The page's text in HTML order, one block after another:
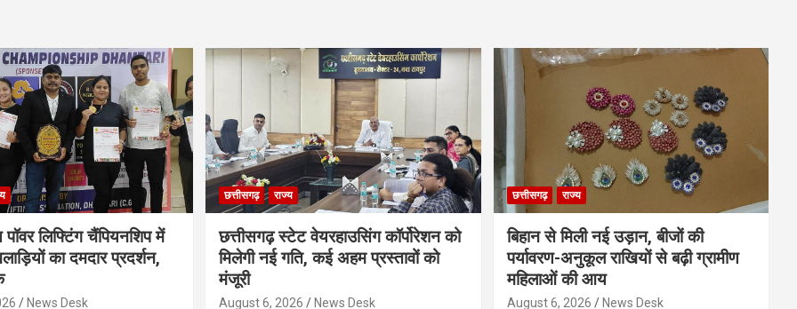
पॉवर लिफ्टिंग चैंपियनशिप में
का दमदार प्रदर्शन,
News Desk
छत्तीसगढ़ राज्य
छत्तीसगढ़ स्टेट वेयरहाउसिंग कॉर्पोरेशन को
मिलेगी नई गति, कई अहम प्रस्तावों को
मंजूरी
August 6, 2026 News Desk
छत्तीसगढ़ राज्य
बिहान से मिली नई उड़ान, बीजों की
पर्यावरण-अनुकूल राखियों से बढ़ी ग्रामीण
महिलाओं की आय
August 6, 2026 News Desk